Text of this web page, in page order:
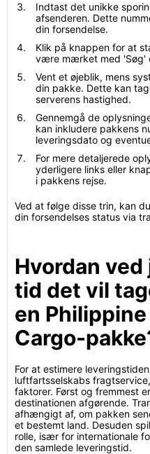
Indtast det unikke
afsenderen. Dette
din forsendelse.
Klik på knappen for at
være mærket med 'Søg'
Vent et øjeblik, mens
din pakke. Dette kan
serverens hastighed.
Gennemgå de
kan inkludere pakkens
leveringsdato og
For mere detaljerede
yderligere links eller
i pakkens rejse.
Ved at følge disse trin, kan
din forsendelses status via
Hvordan ved
tid det vil
en
Cargo-
For at estimere
luftfartsselskabs
faktorer. Først og fremmest
destinationen afgørende.
afhængigt af, om pakken
et bestemt land. Desuden
rolle, især for internationale
den samlede leveringstid.